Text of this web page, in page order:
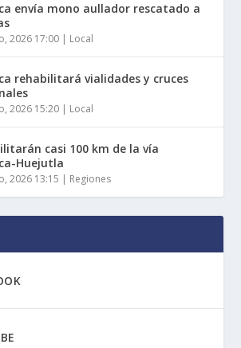
envía mono aullador rescatado a
2026 17:00 | Local
rehabilitará vialidades y cruces
2026 15:20 | Local
casi 100 km de la vía
Huejutla
2026 13:15 | Regiones